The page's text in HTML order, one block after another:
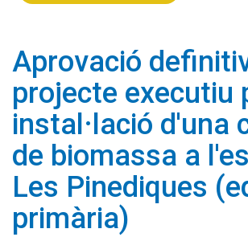
Aprovació
projecte executiu
instal·lació d'una
de biomassa a
Les Pinediques
primària)